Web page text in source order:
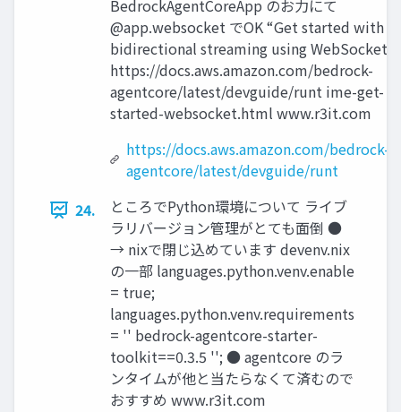
BedrockAgentCoreApp のお力にて
@app.websocket でOK “Get started with
bidirectional streaming using WebSocket”
https://docs.aws.amazon.com/bedrock-
agentcore/latest/devguide/runt ime-get-
started-websocket.html www.r3it.com
https://docs.aws.amazon.com/bedrock-
agentcore/latest/devguide/runt
24.
ところでPython環境について ライブ
ラリバージョン管理がとても面倒 ●
→ nixで閉じ込めています devenv.nix
の一部 languages.python.venv.enable
= true;
languages.python.venv.requirements
= '' bedrock-agentcore-starter-
toolkit==0.3.5 ''; ● agentcore のラ
ンタイムが他と当たらなくて済むので
おすすめ www.r3it.com